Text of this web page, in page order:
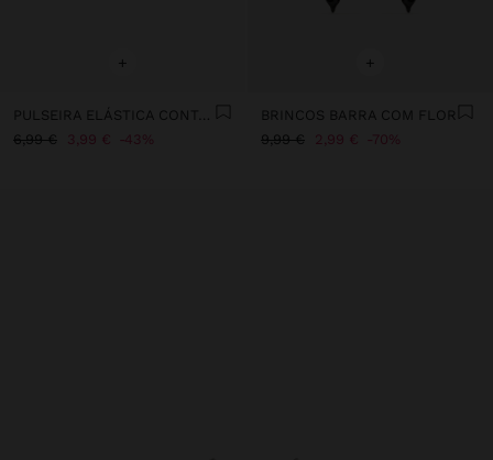
+
6,99 €
3,99 € 43%
+
BRINCOS BARRA COM FLOR
9,99 €
2,99 € 70%